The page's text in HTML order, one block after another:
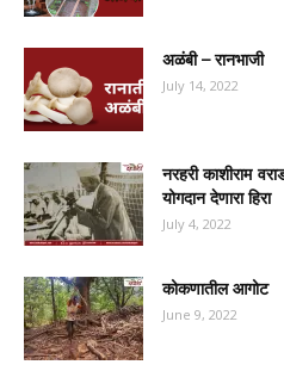
अळंबी – रानभाजी
July 14, 2022
नरहरी काशीराम
योगदान देणारा हिरा
July 4, 2022
कोकणातील आगोट
June 9, 2022